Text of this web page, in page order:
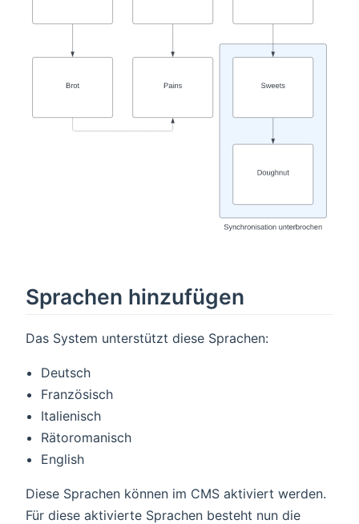
Sprachen hinzufügen
Das System unterstützt diese Sprachen:
Deutsch
Französisch
Italienisch
Rätoromanisch
English
Diese Sprachen können im CMS aktiviert werden.
Für diese aktivierte Sprachen besteht nun die